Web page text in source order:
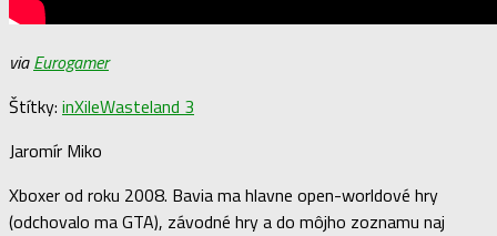
viaEurogamer
Štítky: inXileWasteland 3
Jaromír Miko
Xboxer od roku 2008. Bavia ma hlavne open-worldové hry
(odchovalo ma GTA), závodné hry a do môjho zoznamu naj